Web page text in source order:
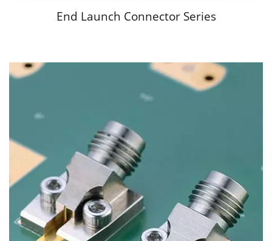
End Launch Connector Series